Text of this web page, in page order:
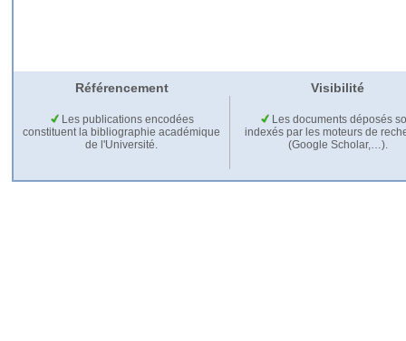
Référencement Visibilité
Les publications encodées
constituent la bibliographie académique
de l'Université.
Les documents déposés
indexés par les moteurs de
(Google Scholar,…).